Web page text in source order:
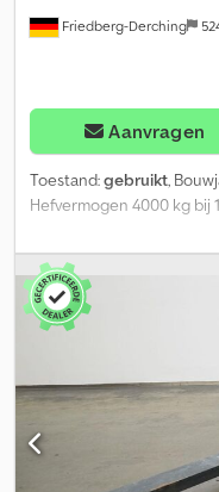
Friedberg-Derching
Aanvragen
Toestand:gebruikt,
Hefvermogen 4000 kg bij
2350 mm, bouwbreedte:
ophanging: FEM4A,
490 mm, gebruikte
4 vorken: 80x60x2350
110x60x2350 mm,
slijtagezone, met
vloerniveau, zijschuiver:
bodemvrijheid van 207
inclusief
vereist. Voor transport
vorken: 2260 mm,